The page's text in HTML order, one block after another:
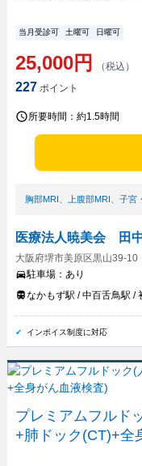
当月受診可 土曜可 日曜可
25,000円 （税込）
227 ポイント
所要時間： 約1.5時間
胸部MRI 、 上腹部MRI 、 子宮
医療法人暁美会 田
大阪府堺市美原区黒山39-10
駐車場： あり
なかもず駅 / 中百舌鳥駅 /
インボイス制度に対応
プレミアムフルド
+肺ドック(CT)+全